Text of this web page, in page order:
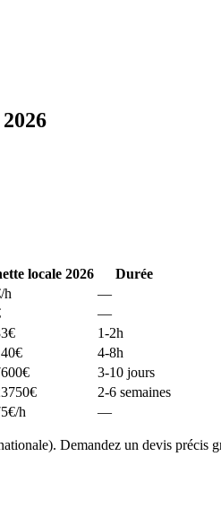
locale 2026
Durée
h
—
—
€
1-2h
€
4-8h
€
3-10 jours
€
2-6 semaines
€/h —
Demandez un devis précis